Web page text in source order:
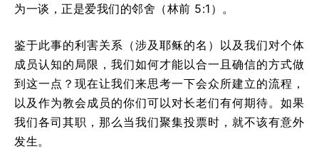
为一谈，正是爱我们的邻舍（林前 5:1）。
鉴于此事的利害关系（涉及耶稣的名）以及我们对个体
成员认知的局限，我们如何才能以合一且确信的方式做
到这一点？现在让我们来思考一下会众所建立的流程，
以及作为教会成员的你们可以对长老们有何期待。如果
我们各司其职，那么当我们聚集投票时，就不该有意外
发生。